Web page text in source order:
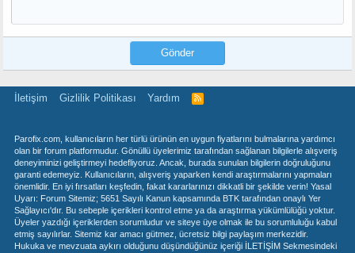
Gönder
İletişim Gizlilik Politikası Yardım
R
Parofix.com, kullanıcıların her türlü ürünün en uygun fiyatlarını bulmalarına yardımcı
olan bir forum platformudur. Gönüllü üyelerimiz tarafından sağlanan bilgilerle alışveriş
deneyiminizi geliştirmeyi hedefliyoruz. Ancak, burada sunulan bilgilerin doğruluğunu
garanti edemeyiz. Kullanıcıların, alışveriş yaparken kendi araştırmalarını yapmaları
önemlidir. En iyi fırsatları keşfedin, fakat kararlarınızı dikkatli bir şekilde verin! Yasal
Uyarı: Forum Sitemiz; 5651 Sayılı Kanun kapsamında BTK tarafından onaylı Yer
Sağlayıcı'dır. Bu sebeple içerikleri kontrol etme ya da araştırma yükümlülüğü yoktur.
Üyeler yazdığı içeriklerden sorumludur ve siteye üye olmak ile bu sorumluluğu kabul
etmiş sayılırlar. Sitemiz kar amacı gütmez, ücretsiz bilgi paylaşım merkezidir.
Hukuka ve mevzuata aykırı olduğunu düşündüğünüz içeriği İLETİŞİM Sekmesindeki